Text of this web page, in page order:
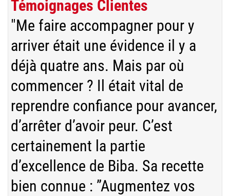
Témoignages Clientes
"Me faire accompagner pour y
arriver était une évidence il y a
déjà quatre ans. Mais par où
commencer ? Il était vital de
reprendre confiance pour avancer,
d’arrêter d’avoir peur. C’est
certainement la partie
d’excellence de Biba. Sa recette
bien connue : ”Augmentez vos